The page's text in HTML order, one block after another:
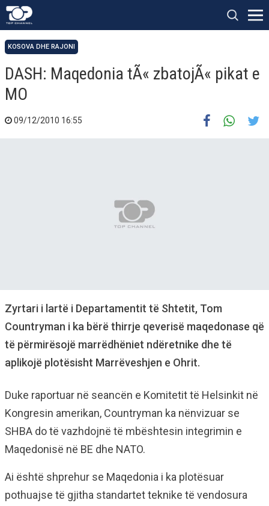
KOSOVA DHE RAJONI
DASH: Maqedonia tÃ« zbatojÃ« pikat e
MO
09/12/2010 16:55
Zyrtari i lartë i Departamentit të Shtetit, Tom
Countryman i ka bërë thirrje qeverisë maqedonase që
të përmirësojë marrëdhëniet ndëretnike dhe të
aplikojë plotësisht Marrëveshjen e Ohrit.
Duke raportuar në seancën e Komitetit të Helsinkit në
Kongresin amerikan, Countryman ka nënvizuar se
SHBA do të vazhdojnë të mbështesin integrimin e
Maqedonisë në BE dhe NATO.
Ai është shprehur se Maqedonia i ka plotësuar
pothuajse të gjitha standartet teknike të vendosura